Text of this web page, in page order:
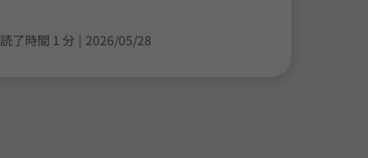
読了時間 1 分 | 2026/05/28